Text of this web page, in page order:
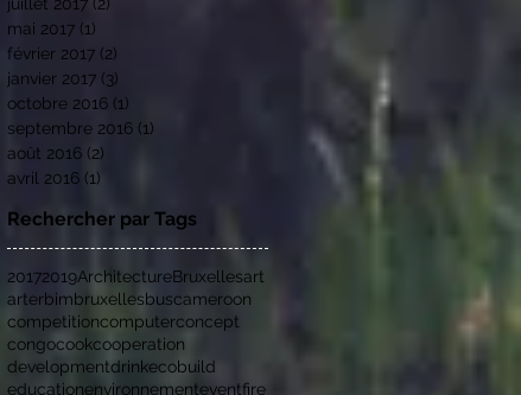
mai 2017 (1)
février 2017 (2)
janvier 2017 (3)
octobre 2016 (1)
septembre 2016 (1)
août 2016 (2)
avril 2016 (1)
Rechercher par Tags
20172019ArchitectureBruxellesart
arterbimbruxellesbuscameroon
competitioncomputerconcept
congocookcooperation
developmentdrinkecobuild
educationenvironnementeventfire